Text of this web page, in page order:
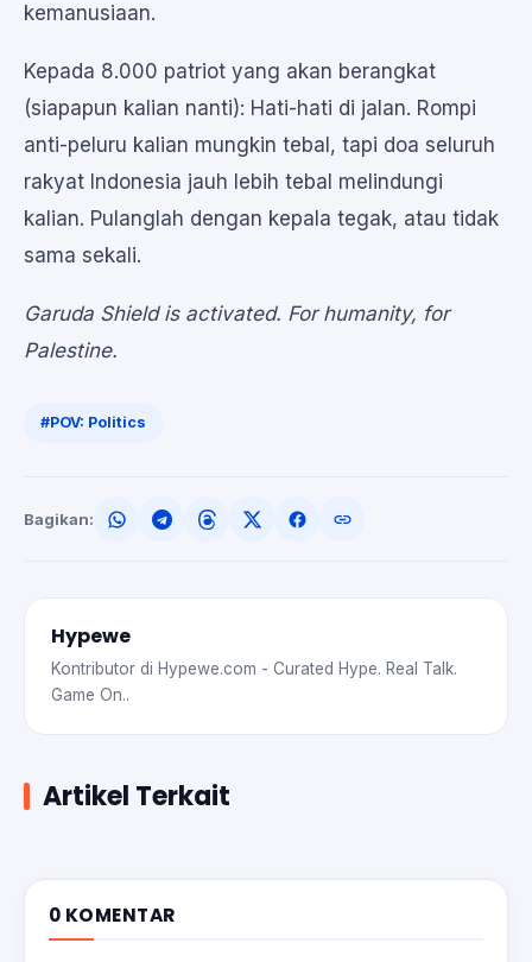
kemanusiaan.
Kepada 8.000 patriot yang akan berangkat
(siapapun kalian nanti): Hati-hati di jalan. Rompi
anti-peluru kalian mungkin tebal, tapi doa seluruh
rakyat Indonesia jauh lebih tebal melindungi
kalian. Pulanglah dengan kepala tegak, atau tidak
sama sekali.
Garuda Shield is activated. For humanity, for
Palestine.
#POV: Politics
Bagikan:
Hypewe
Kontributor di Hypewe.com - Curated Hype. Real Talk.
Game On..
Artikel Terkait
0 KOMENTAR